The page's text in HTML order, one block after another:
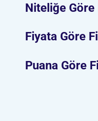
Niteliğe
Fiyata Göre
Puana Göre